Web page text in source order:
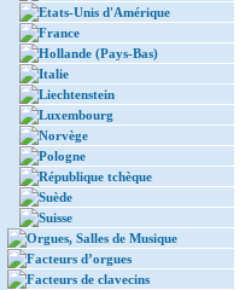
Etats-Unis d'Amérique
France
Hollande (Pays-Bas)
Italie
Liechtenstein
Luxembourg
Norvège
Pologne
République tchèque
Suède
Suisse
Orgues, Salles de Musique
Facteurs d’orgues
Facteurs de clavecins